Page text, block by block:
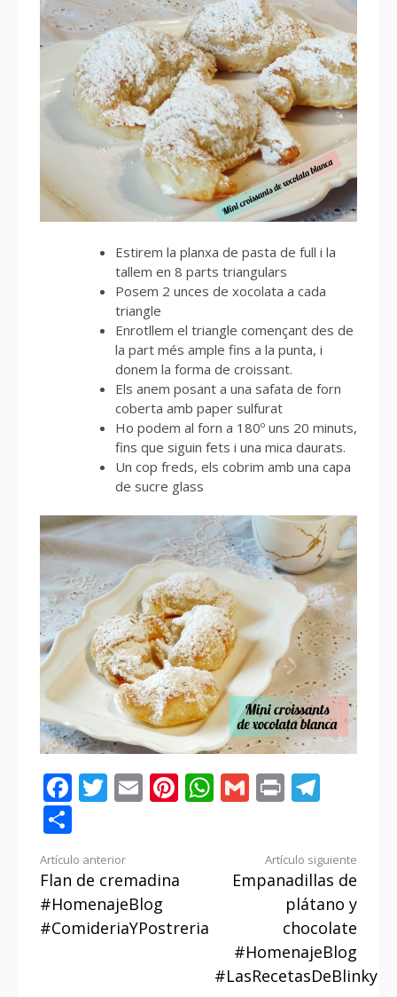
Estirem la planxa de pasta de full i la
tallem en 8 parts triangulars
Posem 2 unces de xocolata a cada
triangle
Enrotllem el triangle començant des de
la part més ample fins a la punta, i
donem la forma de croissant.
Els anem posant a una safata de forn
coberta amb paper sulfurat
Ho podem al forn a 180º uns 20 minuts,
fins que siguin fets i una mica daurats.
Un cop freds, els cobrim amb una capa
de sucre glass
Facebook
Twitter
EmailPinterest
WhatsApp
Gmail
Print
Seguir
leyendo
Artículo anterior
Flan de cremadina
#HomenajeBlog
#ComideriaYPostreria
Artículo siguiente
Empanadillas de
plátano y
chocolate
#HomenajeBlog
#LasRecetasDeBlinky